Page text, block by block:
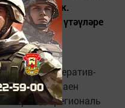
үтәүләре
"Уылдык" оператив-
ителә. Ел саен
региональ